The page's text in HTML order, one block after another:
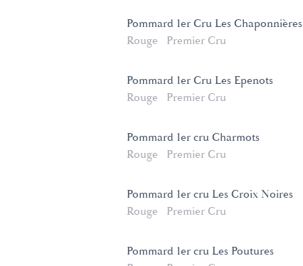
Pommard 1er Cru Les Chaponnières
Rouge
Premier Cru
Pommard 1er Cru Les Epenots
Rouge
Premier Cru
Pommard 1er cru Charmots
Rouge
Premier Cru
Pommard 1er cru Les Croix Noires
Rouge
Premier Cru
Pommard 1er cru Les Poutures